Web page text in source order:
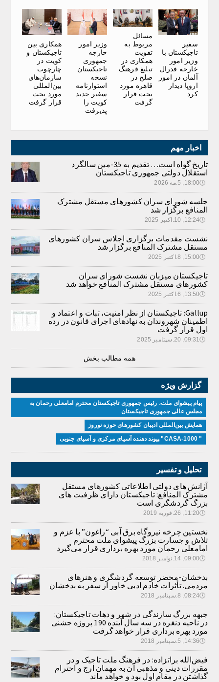
سفیر
تاجیکستان با
وزیر امور
خارجه فدرال
آلمان در امور
اروپا دیدار
کرد
مسائل
مربوط به
تقویت
همکاری در
تبلیغ فرهنگ
صلح در
قاهره مورد
بحث قرار
گرفت
وزیر امور
خارجه
جمهوری
تاجیکستان
نسخه
استوارنامه
سفیر جدید
کویت را
پذیرفت
همکاری بین
تاجیکستان و
کویت در
چارچوب
سازمان‌های
بین‌المللی
مورد بحث
قرار گرفت
اخبار مهم
تاریخ گواه است… تقدیم به 35-مین سالگرد
استقلال دولتی جمهوری تاجیکستان
🕔18:00, 5.مه 2026
جلسه شورای سران کشورهای مستقل مشترک
المنافع برگزار شد
🕔12:24, 10.اکتبر 2025
نشست مقدمات برگزاری اجلاس سران کشورهای
مستقل مشترک المنافع برگزار شد
🕔15:00, 8.اکتبر 2025
تاجیکستان میزبان نشست شورای سران
کشورهای مستقل مشترک المنافع خواهد شد
🕔13:50, 6.اکتبر 2025
Gallup: تاجیکستان از نظر امنیت، ثبات و اعتماد و
اطمینان شهروندان به نهادهای اجرای قانون در رده
اول قرار گرفت
🕔09:31, 20.سپتامبر 2025
همه مطالب بخش
گزارش ویژه
پیام پیشوای ملت، رئیس جمهوری تاجیکستان محترم امامعلی رحمان به
مجلس عالی جمهوری تاجیکستان
همایش بین‌المللی ادیبان کشور‌های حوزه نوروز
" CASA-1000" پیوند دهنده آسیای مرکزی و آسیای جنوبی
تحلیل و تفسیر
آژانش های دولتی اطلاعاتی کشورهای مستقل
مشترک المنافع: تاجیکستان دارای ظرفیت های
بزرگ گردشگری است
🕔11:20, 26.فوریه 2019
نخستین چرخه نیروگاه برق آبی “راغون” با عزم و
تلاش و جسارت بزرگ پیشوای ملت محترم
امامعلی رحمان مورد بهره برداری قرار می‌گیرد
🕔09:00, 14.نوامبر 2018
بدخشان-محضر توسعه گردشگری و هنرهای
مردمی. تأثرات خادم ادبی خاور از سفر به بدخشان
🕔08:24, 8.سپتامبر 2018
جبهه بزرگ سازندگی در شهر و دهات تاجیکستان:
در ناحیه دنغره در سه سال آینده 190 پروژه جشنی
مورد بهره برداری قرار خواهد گرفت
🕔14:36, 5.سپتامبر 2018
فیض‌الله براتزاده: در فرهنگ ملت تاجیک و در
مقررات دینی و مذهبی آن به مهمان ارج و احترام
گذاشتن در مقام اول بود و خواهد ماند